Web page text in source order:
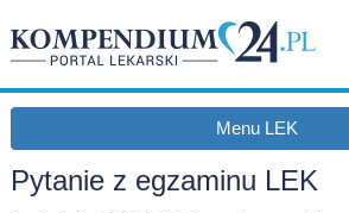
Menu LEK
Pytanie z egzaminu LEK